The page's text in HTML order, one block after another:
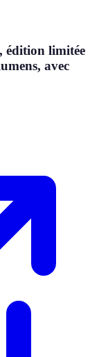
édition limitée
avec